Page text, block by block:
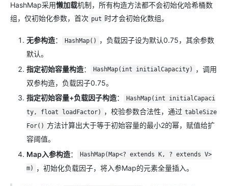
HashMap采用懒加载机制，所有构造方法都不会初始化哈希桶数
组，仅初始化参数，首次 put 时才会初始化数组。
无参构造： HashMap()
，负载因子设为默认0.75，其余参数
默认。
指定初始容量构造： HashMap(int initialCapacity)
，调用
双参构造，负载因子0.75。
指定初始容量+负载因子构造：
HashMap(int initialCapaci
ty, float loadFactor)
，校验参数合法性，通过 tableSize
For() 方法计算出大于等于初始容量的最小2的幂，赋值给扩
容阈值。
Map入参构造：
HashMap(Map<? extends K, ? extends V>
m)
，初始化负载因子，将入参Map的元素全量插入。